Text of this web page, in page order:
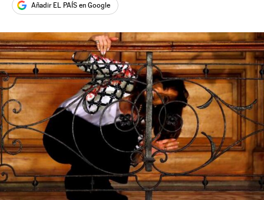
Añadir EL PAÍS en Google